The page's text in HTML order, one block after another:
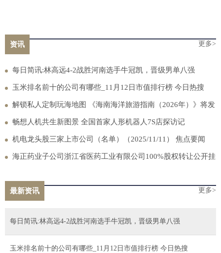
资讯 更多>
每日简讯:林高远4-2战胜河南选手牛冠凯，晋级男单八强
玉米排名前十的公司有哪些_11月12日市值排行榜 今日热搜
解锁私人定制玩海地图 《海南海洋旅游指南（2026年）》将发
布
畅想人机共生新图景 全国首家人形机器人7S店探访记
机电龙头股三家上市公司（名单）（2025/11/11） 焦点要闻
海正药业子公司浙江省医药工业有限公司100%股权转让公开挂
最新资讯 更多>
每日简讯:林高远4-2战胜河南选手牛冠凯，晋级男单八强
玉米排名前十的公司有哪些_11月12日市值排行榜 今日热搜